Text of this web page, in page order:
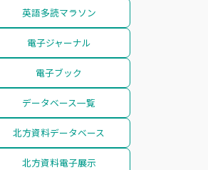
英語多読マラソン
電子ジャーナル
電子ブック
データベース一覧
北方資料データベース
北方資料電子展示